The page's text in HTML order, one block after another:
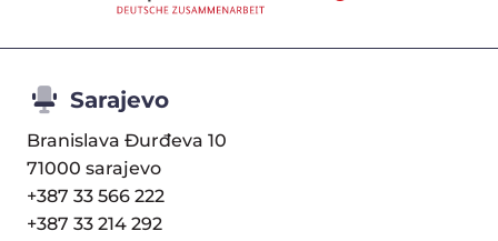
Sarajevo
Branislava Đurđeva 10
71000 sarajevo
+387 33 566 222
+387 33 214 292